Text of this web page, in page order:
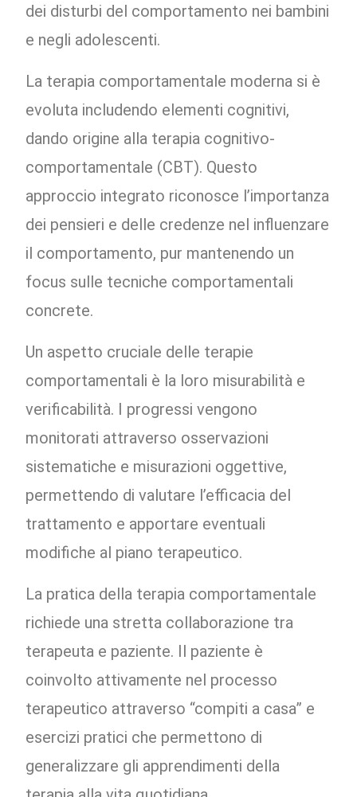
dei disturbi del comportamento nei bambini
e negli adolescenti.
La terapia comportamentale moderna si è
evoluta includendo elementi cognitivi,
dando origine alla terapia cognitivo-
comportamentale (CBT). Questo
approccio integrato riconosce l’importanza
dei pensieri e delle credenze nel influenzare
il comportamento, pur mantenendo un
focus sulle tecniche comportamentali
concrete.
Un aspetto cruciale delle terapie
comportamentali è la loro misurabilità e
verificabilità. I progressi vengono
monitorati attraverso osservazioni
sistematiche e misurazioni oggettive,
permettendo di valutare l’efficacia del
trattamento e apportare eventuali
modifiche al piano terapeutico.
La pratica della terapia comportamentale
richiede una stretta collaborazione tra
terapeuta e paziente. Il paziente è
coinvolto attivamente nel processo
terapeutico attraverso “compiti a casa” e
esercizi pratici che permettono di
generalizzare gli apprendimenti della